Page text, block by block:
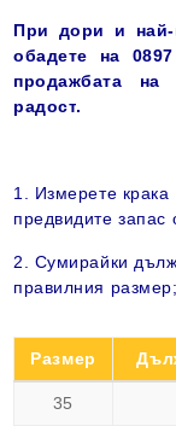
При дори и най-
обадете на
продажбата
радост.
1. Измерете
предвидите запас
2. Сумирайки
правилния размер;
Размер
35